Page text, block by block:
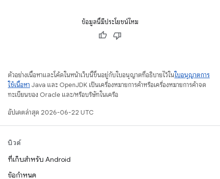
ข้อมูลนี้มีประโยชน์ไหม
ตัวอย่างเนื้อหาและโค้ดในหน้าเว็บนี้ขึ้นอยู่กับใบอนุญาตที่อธิบายไว้ในใบอนุญาตการ
ใช้เนื้อหา Java และ OpenJDK เป็นเครื่องหมายการค้าหรือเครื่องหมายการค้าจด
ทะเบียนของ Oracle และ/หรือบริษัทในเครือ
อัปเดตล่าสุด 2026-06-22 UTC
บิวด์
ที่เก็บสำหรับ Android
ข้อกำหนด